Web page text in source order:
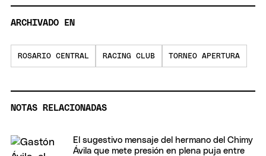
ARCHIVADO EN
ROSARIO CENTRAL RACING CLUB TORNEO APERTURA
NOTAS RELACIONADAS
El sugestivo mensaje del hermano del Chimy
Ávila que mete presión en plena puja entre